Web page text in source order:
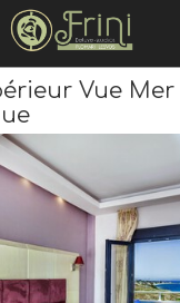
Vue Mer